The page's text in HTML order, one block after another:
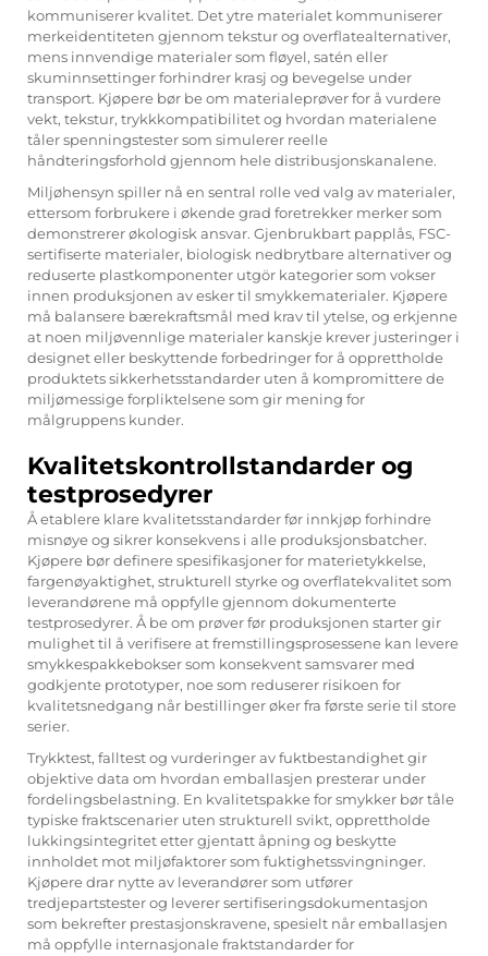
kommuniserer kvalitet. Det ytre materialet kommuniserer
merkeidentiteten gjennom tekstur og overflatealternativer,
mens innvendige materialer som fløyel, satén eller
skuminnsettinger forhindrer krasj og bevegelse under
transport. Kjøpere bør be om materialeprøver for å vurdere
vekt, tekstur, trykkkompatibilitet og hvordan materialene
tåler spenningstester som simulerer reelle
håndteringsforhold gjennom hele distribusjonskanalene.
Miljøhensyn spiller nå en sentral rolle ved valg av materialer,
ettersom forbrukere i økende grad foretrekker merker som
demonstrerer økologisk ansvar. Gjenbrukbart papplås, FSC-
sertifiserte materialer, biologisk nedbrytbare alternativer og
reduserte plastkomponenter utgör kategorier som vokser
innen produksjonen av esker til smykkematerialer. Kjøpere
må balansere bærekraftsmål med krav til ytelse, og erkjenne
at noen miljøvennlige materialer kanskje krever justeringer i
designet eller beskyttende forbedringer for å opprettholde
produktets sikkerhetsstandarder uten å kompromittere de
miljømessige forpliktelsene som gir mening for
målgruppens kunder.
Kvalitetskontrollstandarder og
testprosedyrer
Å etablere klare kvalitetsstandarder før innkjøp forhindre
misnøye og sikrer konsekvens i alle produksjonsbatcher.
Kjøpere bør definere spesifikasjoner for materietykkelse,
fargenøyaktighet, strukturell styrke og overflatekvalitet som
leverandørene må oppfylle gjennom dokumenterte
testprosedyrer. Å be om prøver før produksjonen starter gir
mulighet til å verifisere at fremstillingsprosessene kan levere
smykkespakkebokser som konsekvent samsvarer med
godkjente prototyper, noe som reduserer risikoen for
kvalitetsnedgang når bestillinger øker fra første serie til store
serier.
Trykktest, falltest og vurderinger av fuktbestandighet gir
objektive data om hvordan emballasjen presterar under
fordelingsbelastning. En kvalitetspakke for smykker bør tåle
typiske fraktscenarier uten strukturell svikt, opprettholde
lukkingsintegritet etter gjentatt åpning og beskytte
innholdet mot miljøfaktorer som fuktighetssvingninger.
Kjøpere drar nytte av leverandører som utfører
tredjepartstester og leverer sertifiseringsdokumentasjon
som bekrefter prestasjonskravene, spesielt når emballasjen
må oppfylle internasjonale fraktstandarder for